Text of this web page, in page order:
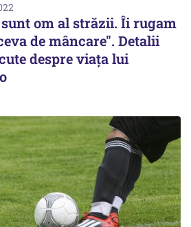
om al străzii. Îi rugam
de mâncare". Detalii
despre viața lui